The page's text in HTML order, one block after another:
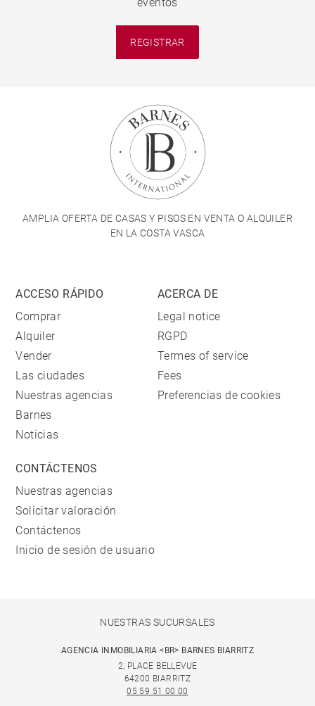
REGISTRAR
AMPLIA OFERTA DE CASAS Y PISOS EN VENTA O ALQUILER
EN LA COSTA VASCA
ACCESO RÁPIDO
Comprar
Alquiler
Vender
Las ciudades
Nuestras agencias
Barnes
Noticias
ACERCA DE
Legal notice
RGPD
Termes of service
Fees
Preferencias de cookies
CONTÁCTENOS
Nuestras agencias
Solicitar valoración
Contáctenos
Inicio de sesión de usuario
NUESTRAS SUCURSALES
AGENCIA INMOBILIARIA <BR> BARNES BIARRITZ
2, PLACE BELLEVUE
64200 BIARRITZ
05 59 51 00 00